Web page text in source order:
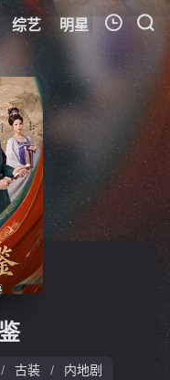
综艺 明星 周表
录
看影片的记录
/ 古装 / 内地剧